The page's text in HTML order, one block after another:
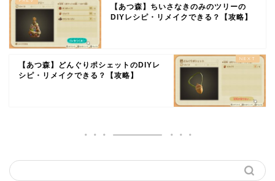
【あつ森】ちいさなきのみのツリーの
DIYレシピ・リメイクできる？【攻略】
【あつ森】どんぐりポシェットのDIYレ
シピ・リメイクできる？【攻略】